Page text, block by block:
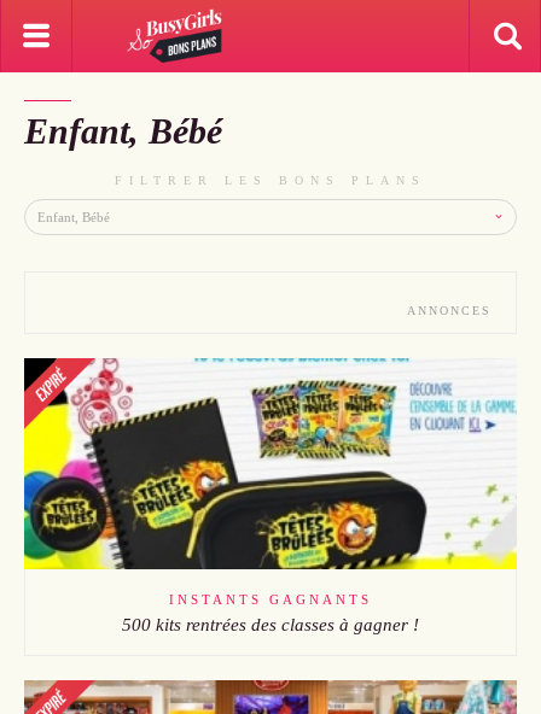
Enfant, Bébé
FILTRER LES BONS PLANS
ANNONCES
INSTANTS GAGNANTS
500 kits rentrées des classes à gagner !